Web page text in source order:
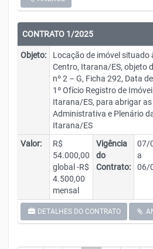
CONTRATO 1/2025
Objeto:
Locação de imóvel situado
Centro, Itarana/ES, objeto
nº 2 – G, Ficha 292, Data
1º Ofício Registro de
Itarana/ES, para abrigar
Administrativa e Plenário
Itarana/ES
Valor:
R$
54.000,00
global -R$
4.500,00
mensal
Vigência
do
Contrato:
07/
a
06/
DETALHES DO CONTRATO